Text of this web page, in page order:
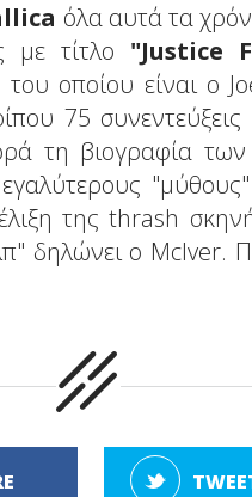
όλα αυτά τα
με τίτλο "Justice
οποίου είναι ο
75
τη βιογραφία
της thrash
δηλώνει ο McIver.